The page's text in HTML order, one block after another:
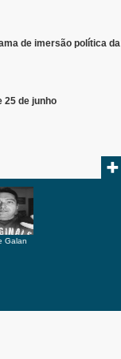
de imersão política da
25 de junho
Galan